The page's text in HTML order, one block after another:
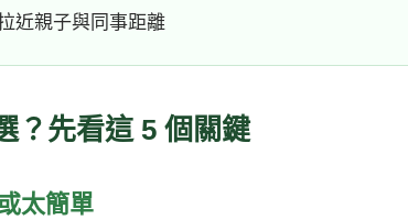
近親子與同事距離
？先看這 5 個關鍵
太簡單